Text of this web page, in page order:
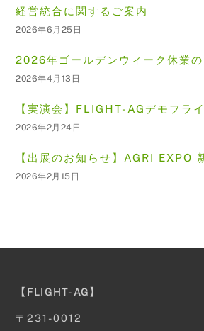
経営統合に関するご案内
2026年6月25日
2026年ゴールデンウィーク休業
2026年4月13日
【実演会】FLIGHT-AGデモフラ
2026年2月24日
【出展のお知らせ】AGRI EXPO
2026年2月15日
【FLIGHT-AG】
〒231-0012